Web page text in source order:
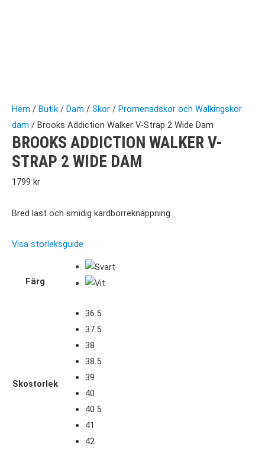
Hem / Butik / Dam / Skor / Promenadskor och Walkingskor
dam / Brooks Addiction Walker V-Strap 2 Wide Dam
BROOKS ADDICTION WALKER V-
STRAP 2 WIDE DAM
1799 kr
Bred läst och smidig kardborreknäppning.
Visa storleksguide
Färg
Skostorlek
36.5
37.5
38
38.5
39
40
40.5
41
42